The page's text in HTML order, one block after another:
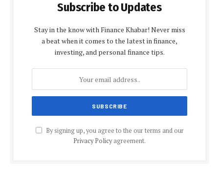
Subscribe to Updates
Stay in the know with Finance Khabar! Never miss
a beat when it comes to the latest in finance,
investing, and personal finance tips.
By signing up, you agree to the our terms and our
Privacy Policyagreement.